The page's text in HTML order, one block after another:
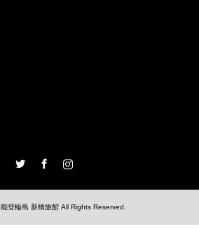
能登輪島 新橋旅館All Rights Reserved.